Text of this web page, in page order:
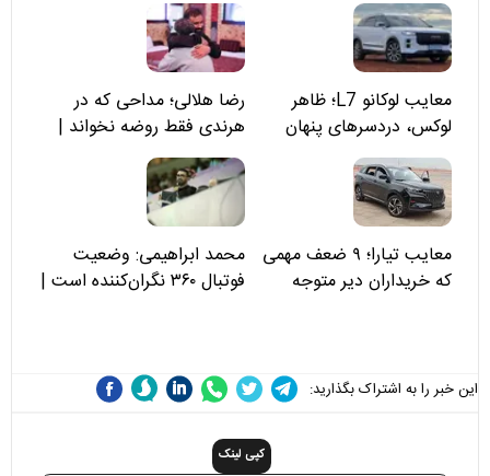
معایب لوکانو L7؛ ظاهر
لوکس، دردسرهای پنهان
رضا هلالی؛ مداحی که در
هرندی فقط روضه نخواند |
مسئولان «تکیه‌گاه آقا مرتضی
علی(ع)» را جدی‌تر ببینند
معایب تیارا؛ ۹ ضعف مهمی
که خریداران دیر متوجه
محمد ابراهیمی: وضعیت
فوتبال ۳۶۰ نگران‌کننده است |
این خبر را به اشتراک بگذارید:
کپی لینک